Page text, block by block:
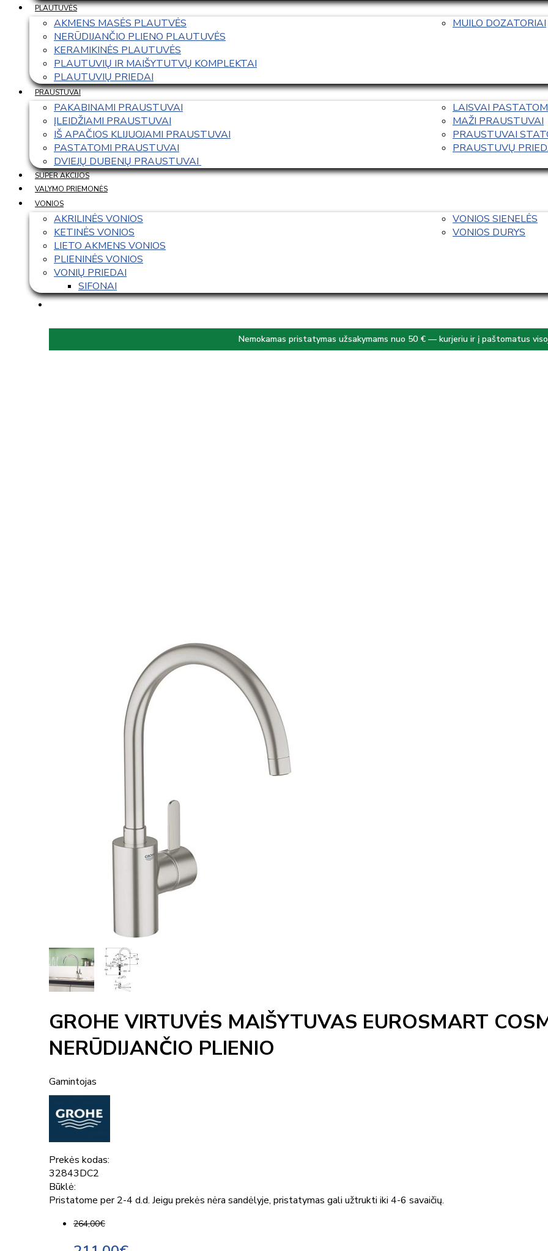
PLAUTUVĖS
AKMENS MASĖS PLAUTVĖS
NERŪDIJANČIO PLIENO PLAUTUVĖS
KERAMIKINĖS PLAUTUVĖS
PLAUTUVIŲ IR MAIŠYTUTVŲ KOMPLEKTAI
PLAUTUVIŲ PRIEDAI
MUILO DOZATORIAI
PRAUSTUVAI
PAKABINAMI PRAUSTUVAI
ĮLEIDŽIAMI PRAUSTUVAI
IŠ APAČIOS KLIJUOJAMI PRAUSTUVAI
PASTATOMI PRAUSTUVAI
DVIEJŲ DUBENŲ PRAUSTUVAI
LAISVAI
MAŽI PRAUSTUVAI
PRAUSTUVAI
PRAUSTUVŲ
SUPER AKCIJOS
VALYMO PRIEMONĖS
VONIOS
AKRILINĖS VONIOS
KETINĖS VONIOS
LIETO AKMENS VONIOS
PLIENINĖS VONIOS
VONIŲ PRIEDAI
SIFONAI
VONIOS SIENELĖS
VONIOS DURYS
Nemokamas pristatymas užsakymams nuo 50 € — kurjeriu ir į paštomatus
GROHE VIRTUVĖS MAIŠYTUVAS EUROSMART
NERŪDIJANČIO PLIENIO
Gamintojas
Prekės kodas:
32843DC2
Būklė:
Pristatome per 2-4 d.d. Jeigu prekės nėra sandėlyje, pristatymas gali užtrukti iki 4-6 savaičių.
264,00€